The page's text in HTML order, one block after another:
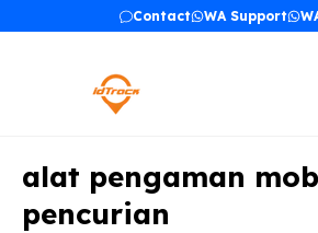
Contact WA Support
alat pengaman
pencurian